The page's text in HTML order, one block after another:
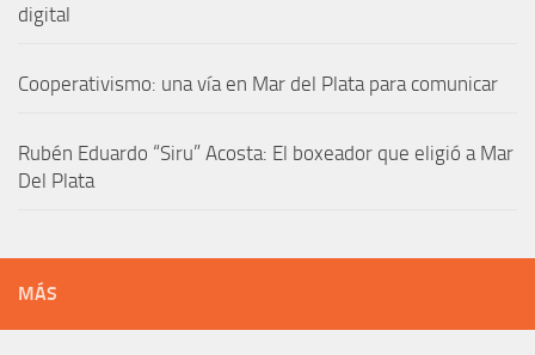
digital
Cooperativismo: una vía en Mar del Plata para comunicar
Rubén Eduardo “Siru” Acosta: El boxeador que eligió a Mar
Del Plata
MÁS